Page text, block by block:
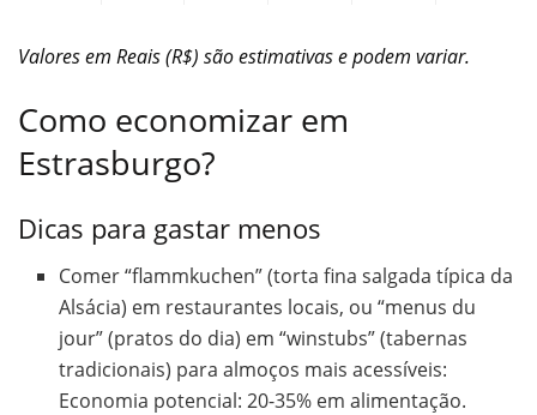
Valores em Reais (R$) são estimativas e podem variar.
Como economizar em
Estrasburgo?
Dicas para gastar menos
Comer “flammkuchen” (torta fina salgada típica da
Alsácia) em restaurantes locais, ou “menus du
jour” (pratos do dia) em “winstubs” (tabernas
tradicionais) para almoços mais acessíveis:
Economia potencial: 20-35% em alimentação.